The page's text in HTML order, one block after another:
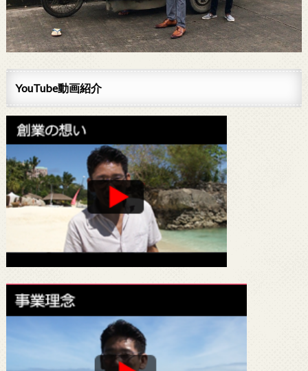
YouTube動画紹介